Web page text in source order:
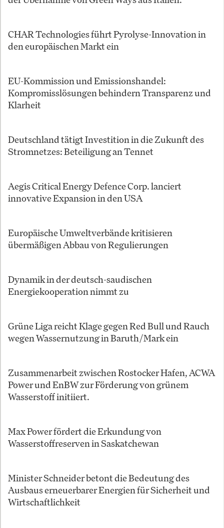
CHAR Technologies führt Pyrolyse-Innovation in
den europäischen Markt ein
EU-Kommission und Emissionshandel:
Kompromisslösungen behindern Transparenz und
Klarheit
Deutschland tätigt Investition in die Zukunft des
Stromnetzes: Beteiligung an Tennet
Aegis Critical Energy Defence Corp. lanciert
innovative Expansion in den USA
Europäische Umweltverbände kritisieren
übermäßigen Abbau von Regulierungen
Dynamik in der deutsch-saudischen
Energiekooperation nimmt zu
Grüne Liga reicht Klage gegen Red Bull und Rauch
wegen Wassernutzung in Baruth/Mark ein
Zusammenarbeit zwischen Rostocker Hafen, ACWA
Power und EnBW zur Förderung von grünem
Wasserstoff initiiert.
Max Power fördert die Erkundung von
Wasserstoffreserven in Saskatchewan
Minister Schneider betont die Bedeutung des
Ausbaus erneuerbarer Energien für Sicherheit und
Wirtschaftlichkeit